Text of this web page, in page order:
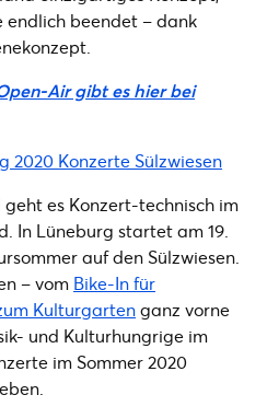
endlich beendet – dank
Air gibt es hier bei
es Konzert-technisch im
In Lüneburg startet am 19.
auf den Sülzwiesen.
– vom Bike-In für
Kulturgartenganz vorne
und Kulturhungrige im
im Sommer 2020